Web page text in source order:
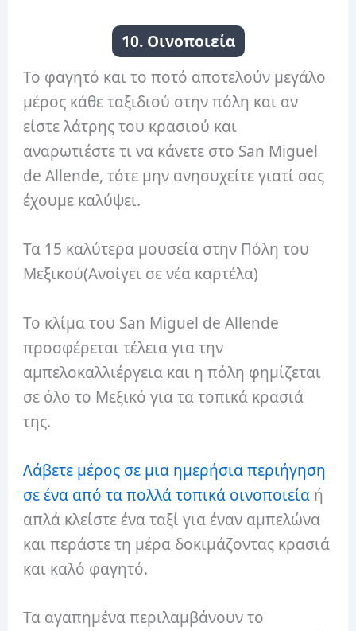
10. Οινοποιεία
Το φαγητό και το ποτό αποτελούν μεγάλο
μέρος κάθε ταξιδιού στην πόλη και αν
είστε λάτρης του κρασιού και
αναρωτιέστε τι να κάνετε στο San Miguel
de Allende, τότε μην ανησυχείτε γιατί σας
έχουμε καλύψει.
Τα 15 καλύτερα μουσεία στην Πόλη του
Μεξικού(Ανοίγει σε νέα καρτέλα)
Το κλίμα του San Miguel de Allende
προσφέρεται τέλεια για την
αμπελοκαλλιέργεια και η πόλη φημίζεται
σε όλο το Μεξικό για τα τοπικά κρασιά
της.
Λάβετε μέρος σε μια ημερήσια περιήγηση
σε ένα από τα πολλά τοπικά οινοποιεία ή
απλά κλείστε ένα ταξί για έναν αμπελώνα
και περάστε τη μέρα δοκιμάζοντας κρασιά
και καλό φαγητό.
Τα αγαπημένα περιλαμβάνουν το